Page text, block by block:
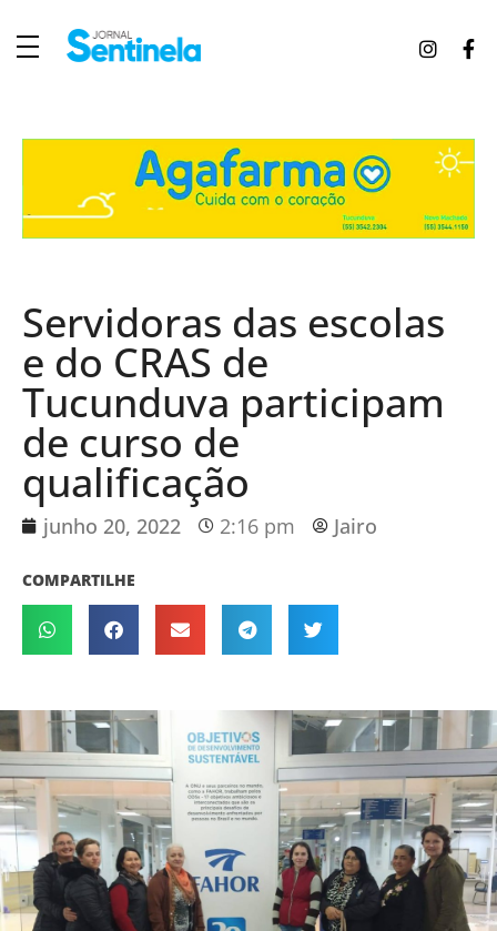
Servidoras das escolas
e do CRAS de
Tucunduva participam
de curso de
qualificação
junho 20, 2022 2:16 pm Jairo
COMPARTILHE